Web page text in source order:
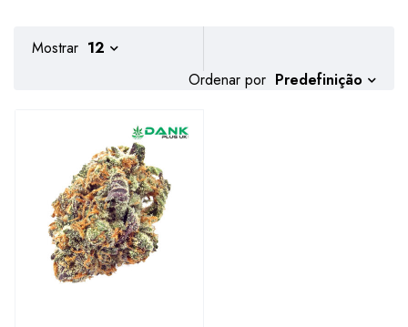
Ordenar por Predefinição
Mostrar 12